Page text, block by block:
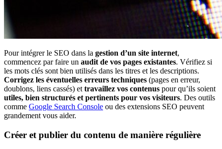
Pour intégrer le SEO dans la gestion d’un site internet,
commencez par faire un audit de vos pages existantes. Vérifiez si
les mots clés sont bien utilisés dans les titres et les descriptions.
Corrigez les éventuelles erreurs techniques (pages en erreur,
doublons, liens cassés) et travaillez vos contenus pour qu’ils soient
utiles, bien structurés et pertinents pour vos visiteurs. Des outils
comme Google Search Console ou des extensions SEO peuvent
grandement vous aider.
Créer et publier du contenu de manière régulière